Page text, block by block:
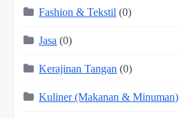
Fashion & Tekstil (0)
Jasa (0)
Kerajinan Tangan (0)
Kuliner (Makanan & Minuman)